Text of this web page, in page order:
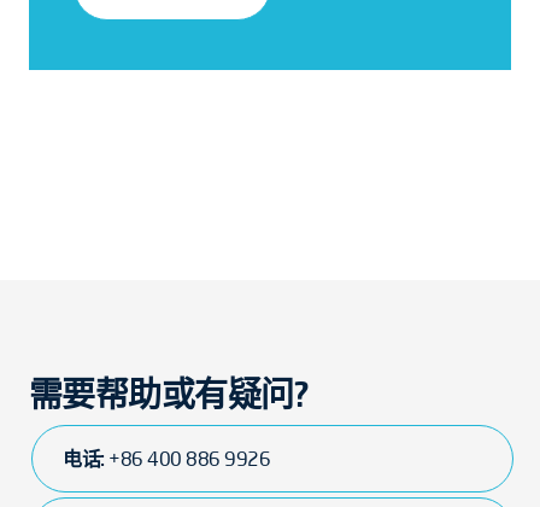
需要帮助或有疑问?
电话: +86 400 886 9926